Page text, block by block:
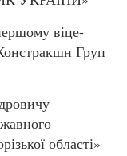
віце-
Груп
—
області»